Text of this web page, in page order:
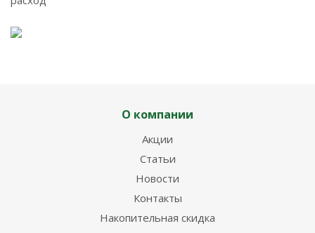
О компании
Акции
Статьи
Новости
Контакты
Накопительная скидка